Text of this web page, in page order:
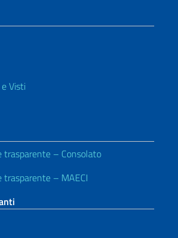
Visti
trasparente – Consolato
– MAECI